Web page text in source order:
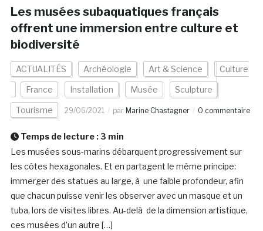
Les musées subaquatiques français
offrent une immersion entre culture et
biodiversité
ACTUALITÉS Archéologie Art & Science Culture
France Installation Musée Sculpture
Tourisme 29/06/2021 par Marine Chastagner 0 commentaire
Temps de lecture : 3 min
Les musées sous-marins débarquent progressivement sur
les côtes hexagonales. Et en partagent le même principe:
immerger des statues au large, à une faible profondeur, afin
que chacun puisse venir les observer avec un masque et un
tuba, lors de visites libres. Au-delà de la dimension artistique,
ces musées d’un autre […]